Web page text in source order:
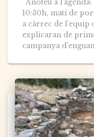
Anoteu a
10:30h, matí de
a càrrec de l’equip
explicaran de
campanya